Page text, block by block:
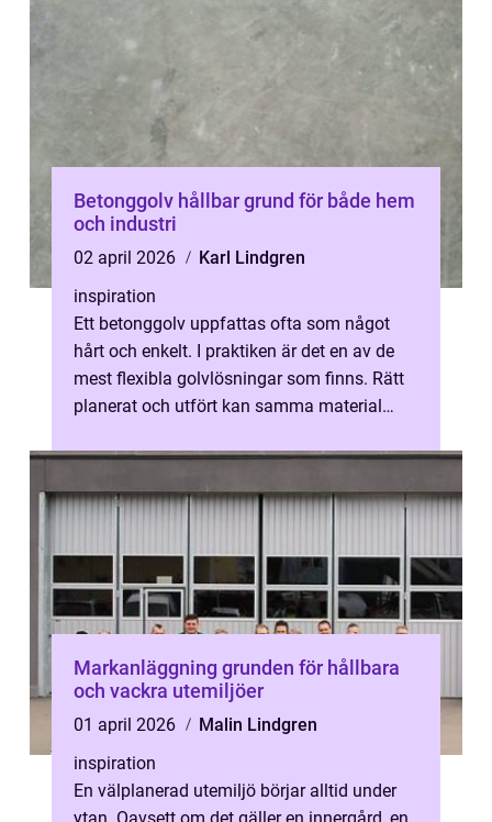
Betonggolv hållbar grund för både hem
och industri
02 april 2026
Karl Lindgren
inspiration
Ett betonggolv uppfattas ofta som något
hårt och enkelt. I praktiken är det en av de
mest flexibla golvlösningar som finns. Rätt
planerat och utfört kan samma material
Markanläggning grunden för hållbara
och vackra utemiljöer
01 april 2026
Malin Lindgren
inspiration
En välplanerad utemiljö börjar alltid under